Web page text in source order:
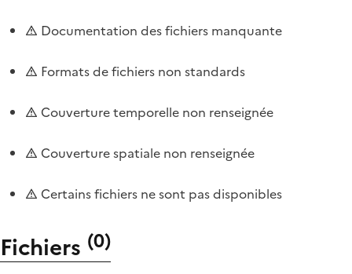
Documentation des fichiers manquante
Formats de fichiers non standards
Couverture temporelle non renseignée
Couverture spatiale non renseignée
Certains fichiers ne sont pas disponibles
Fichiers (0)